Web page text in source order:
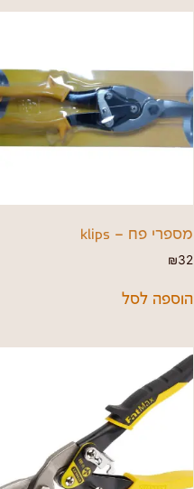
מספרי פח – klips
₪32
הוספה לסל